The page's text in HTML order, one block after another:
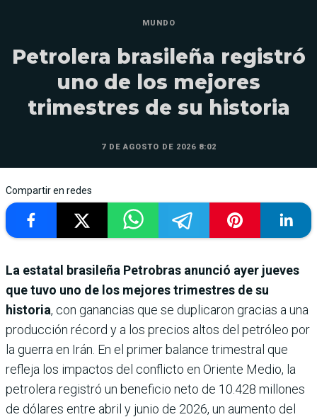
MUNDO
Petrolera brasileña registró
uno de los mejores
trimestres de su historia
7 DE AGOSTO DE 2026 8:02
Compartir en redes
La estatal brasileña Petrobras anunció ayer jueves
que tuvo uno de los mejores trimestres de su
historia, con ganancias que se duplicaron gracias a una
producción récord y a los precios altos del petróleo por
la guerra en Irán. En el primer balance trimestral que
refleja los impactos del conflicto en Oriente Medio, la
petrolera registró un beneficio neto de 10.428 millones
de dólares entre abril y junio de 2026, un aumento del